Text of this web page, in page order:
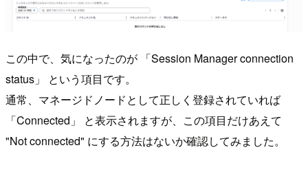
この中で、気になったのが 「Session Manager connection
status」 という項目です。
通常、マネージドノードとして正しく登録されていれば
「Connected」 と表示されますが、この項目だけあえて
"Not connected" にする方法はないか確認してみました。